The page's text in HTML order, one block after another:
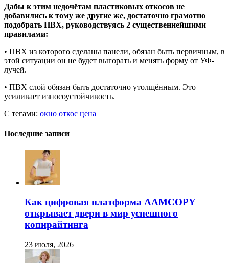
Дабы к этим недочётам пластиковых откосов не
добавились к тому же другие же, достаточно грамотно
подобрать ПВХ, руководствуясь 2 существеннейшими
правилами:
• ПВХ из которого сделаны панели, обязан быть первичным, в
этой ситуации он не будет выгорать и менять форму от УФ-
лучей.
• ПВХ слой обязан быть достаточно утолщённым. Это
усиливает износоустойчивость.
С тегами: окно откос цена
Последние записи
Как цифровая платформа AAMCOPY
открывает двери в мир успешного
копирайтинга
23 июля, 2026